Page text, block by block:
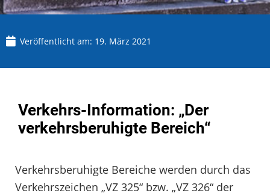
Veröffentlicht am: 19. März 2021
Verkehrs-Information: „Der
verkehrsberuhigte Bereich“
Verkehrsberuhigte Bereiche werden durch das
Verkehrszeichen „VZ 325“ bzw. „VZ 326“ der